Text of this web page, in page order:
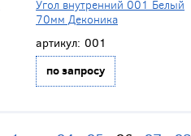
Угол внутренний 001 Белый
70мм Деконика
артикул: 001
по запросу